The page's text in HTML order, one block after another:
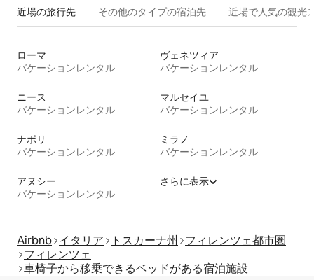
近場の旅行先 その他のタ⁠イ⁠プ⁠の宿⁠泊⁠先 近場で人気の観光
ローマ
バケーションレンタル
ヴェネツィア
バケーションレンタル
ニース
バケーションレンタル
マルセイユ
バケーションレンタル
ナポリ
バケーションレンタル
ミラノ
バケーションレンタル
アヌシー
バケーションレンタル
さらに表示
Airbnb イタリア トスカーナ州
フィレンツェ都市圏
フィレンツェ
車椅子から移乗できるベッドがある宿泊施設